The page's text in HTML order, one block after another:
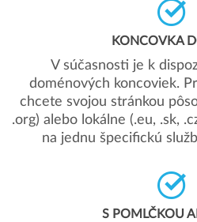
KONCOVKA
V súčasnosti je k
doménových koncoviek.
chcete svojou stránkou
.org) alebo lokálne (.eu, .sk,
na jednu špecifickú
S POMLČKOU